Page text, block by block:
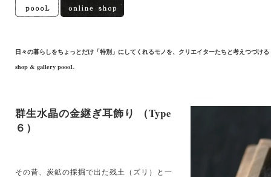
日々の暮らしをちょっとだけ「特別」にしてくれるモノを、クリエイターたちと考えつづける
shop & gallery poooL
群生水晶の金継ぎ耳飾り （Type
６）
その昔、炭鉱の採掘で出た残土（ズリ）と一